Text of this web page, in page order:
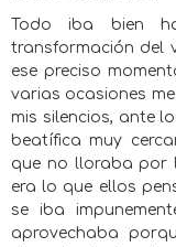
Todo iba bien
transformación del
ese preciso
varias ocasiones
mis silencios, ante
beatífica muy
que no lloraba por
era lo que ellos
se iba
aprovechaba